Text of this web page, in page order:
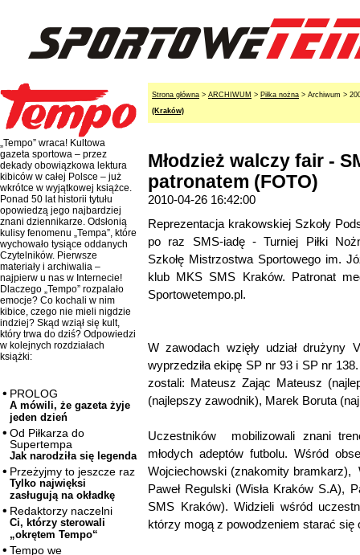
„Tempo” wraca! Kultowa
gazeta sportowa – przez
dekady obowiązkowa lektura
kibiców w całej Polsce – już
wkrótce w wyjątkowej książce.
Ponad 50 lat historii tytułu
opowiedzą jego najbardziej
znani dziennikarze. Odsłonią
kulisy fenomenu „Tempa”, które
wychowało tysiące oddanych
Czytelników. Pierwsze
materiały i archiwalia –
najpierw u nas w Internecie!
Dlaczego „Tempo” rozpalało
emocje? Co kochali w nim
kibice, czego nie mieli nigdzie
indziej? Skąd wziął się kult,
który trwa do dziś? Odpowiedzi
w kolejnych rozdziałach
książki:
PROLOG
A mówili, że gazeta żyje
jeden dzień
Od Piłkarza do
Supertempa
Jak narodziła się legenda
Przeżyjmy to jeszcze raz
Tylko najwięksi
zasługują na okładkę
Redaktorzy naczelni
Ci, którzy sterowali
„okrętem Tempo“
Tempo we
Strona główna > ARCHIWUM > Piłka nożna > Archiwum >
(Kraków)
Młodzież walczy fair -
patronatem (FOTO)
2010-04-26 16:42:00
Reprezentacja krakowskiej Szkoły
po raz SMS-iadę - Turniej Piłki
Szkołę Mistrzostwa Sportowego im.
klub MKS SMS Kraków. Patronat
Sportowetempo.pl.
W zawodach wzięły udział
wyprzedziła ekipę SP nr 93 i SP nr
zostali: Mateusz Zając Mateusz
(najlepszy zawodnik), Marek Boruta
Uczestników mobilizowali znani
młodych adeptów futbolu. Wśród
Wojciechowski (znakomity bramkarz),
Paweł Regulski (Wisła Kraków S.A),
SMS Kraków). Widzieli wśród
którzy mogą z powodzeniem starać się